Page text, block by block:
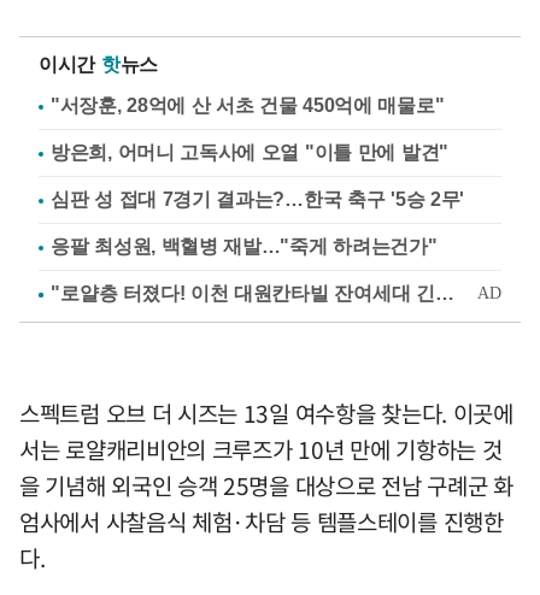
이시간 핫뉴스
"서장훈, 28억에 산 서초 건물 450억에 매물로"
방은희, 어머니 고독사에 오열 "이틀 만에 발견"
심판 성 접대 7경기 결과는?…한국 축구 '5승 2무'
응팔 최성원, 백혈병 재발…"죽게 하려는건가"
스펙트럼 오브 더 시즈는 13일 여수항을 찾는다. 이곳에
서는 로얄캐리비안의 크루즈가 10년 만에 기항하는 것
을 기념해 외국인 승객 25명을 대상으로 전남 구례군 화
엄사에서 사찰음식 체험·차담 등 템플스테이를 진행한
다.